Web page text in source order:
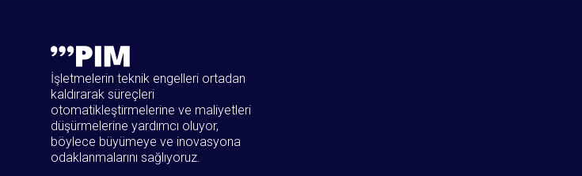
İşletmelerin teknik engelleri ortadan
kaldırarak süreçleri
otomatikleştirmelerine ve maliyetleri
düşürmelerine yardımcı oluyor,
böylece büyümeye ve inovasyona
odaklanmalarını sağlıyoruz.